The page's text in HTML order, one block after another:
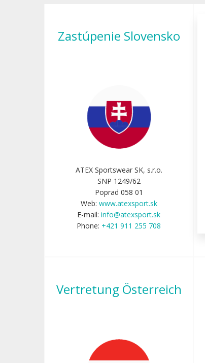
Zastúpenie Slovensko
ATEX Sportswear SK, s.r.o.
SNP 1249/62
Poprad 058 01
Web: www.atexsport.sk
E-mail:info@atexsport.sk
Phone: +421 911 255 708
Vertretung Österreich